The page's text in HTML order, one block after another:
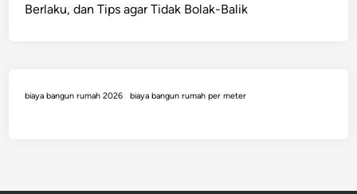
Berlaku, dan Tips agar Tidak Bolak-Balik
biaya bangun rumah 2026 biaya bangun rumah per meter